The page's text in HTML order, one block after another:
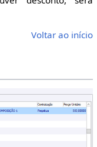
Voltar ao início